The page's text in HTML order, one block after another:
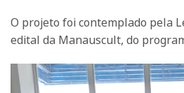
O projeto foi contemplado pela
edital da Manauscult, do